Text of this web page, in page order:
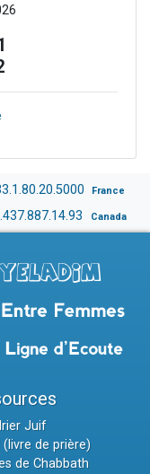
France
Canada
Juif
(livre de prière)
de Chabbath